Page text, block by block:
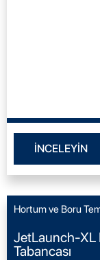
İNCELEYİN
Hortum ve Boru
JetLaunch-XL
Tabancası